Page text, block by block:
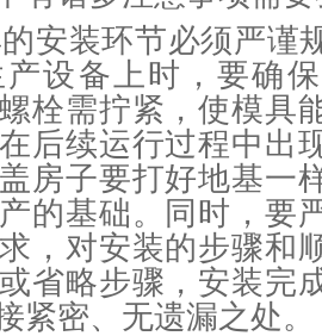
安装环节必须严谨
设备上时，要确
栓需拧紧，使模具
后续运行过程中出
房子要打好地基一
的基础。同时，要
，对安装的步骤和
省略步骤，安装完
紧密、无遗漏之处。